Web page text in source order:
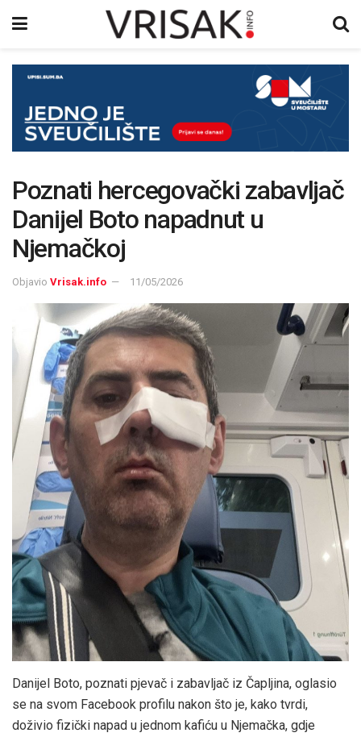
Poznati hercegovački zabavljač
Danijel Boto napadnut u
Njemačkoj
Objavio Vrisak.info 11/05/2026
Danijel Boto, poznati pjevač i zabavljač iz Čapljina, oglasio
se na svom Facebook profilu nakon što je, kako tvrdi,
doživio fizički napad u jednom kafiću u Njemačka, gdje